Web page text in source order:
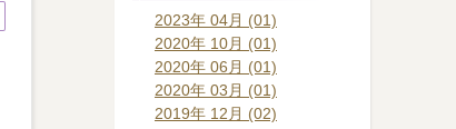
2023年 04月 (01)
2020年 10月 (01)
2020年 06月 (01)
2020年 03月 (01)
2019年 12月 (02)